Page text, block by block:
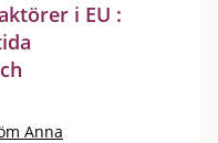
i EU :
Anna